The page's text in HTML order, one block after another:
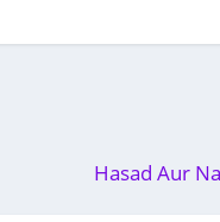
Hasad Aur